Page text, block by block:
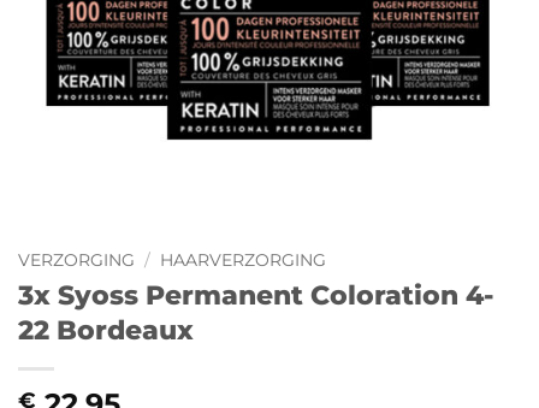
VERZORGING / HAARVERZORGING
3x Syoss Permanent Coloration 4-
22 Bordeaux
€